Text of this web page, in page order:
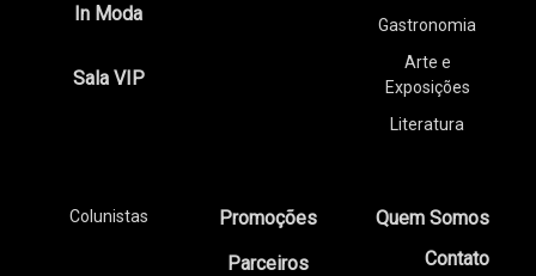
In Moda
Sala VIP
Gastronomia
Arte e
Exposições
Literatura
Colunistas
Promoções
Parceiros
Quem Somos
Contato